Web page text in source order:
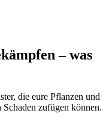
– was
die eure Pflanzen und
zufügen können.